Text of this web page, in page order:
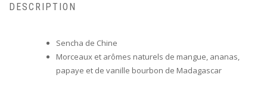
DESCRIPTION
Sencha de Chine
Morceaux et arômes naturels de mangue, ananas,
papaye et de vanille bourbon de Madagascar